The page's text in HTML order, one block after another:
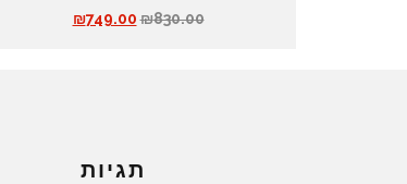
₪830.00
ה
ו
₪749.00
תגיות